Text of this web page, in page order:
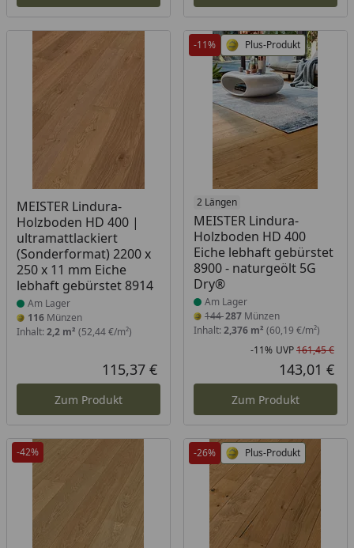
MEISTER Lindura-
Holzboden HD 400 |
ultramattlackiert
(Sonderformat) 2200 x
250 x 11 mm Eiche
lebhaft gebürstet 8914
Produkt am Lager
Am Lager
116 Münzen
Inhalt: 2,2 m² (52,44 €/m²)
Aktueller Preis
115,37 €
Zum Produkt
-11% Plus-Produkt
2 Längen
MEISTER Lindura-
Holzboden HD 400
Eiche lebhaft gebürstet
8900 - naturgeölt 5G
Dry®
Produkt am Lager
Am Lager
144287Münzen
Inhalt: 2,376 m² (60,19 €/m²)
-11% UVP161,45 €
143,01 €
Zum Produkt
-42% -26% Plus-Produkt